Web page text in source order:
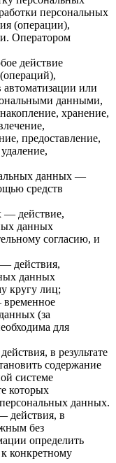
персональных
(операции),
Оператором
действие
автоматизации или
данными,
хранение,
предоставление,
данных —
средств
— действие,
данных
согласию, и
действия,
данных
кругу лиц;
(за
для
в результате
содержание
системе
которых
данных.
действия, в
без
определить
конкретному